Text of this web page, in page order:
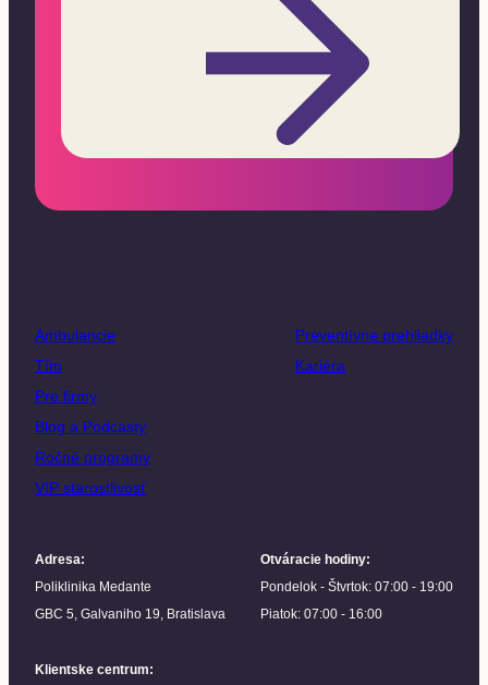
Ambulancie
Tím
Pre firmy
Blog a Podcasty
Ročné programy
VIP starostlivosť
Preventívne prehliadky
Kariéra
Adresa:
Poliklinika Medante
GBC 5, Galvaniho 19, Bratislava
Otváracie hodiny:
Pondelok - Štvrtok: 07:00 - 19:00
Piatok: 07:00 - 16:00
Klientske centrum: